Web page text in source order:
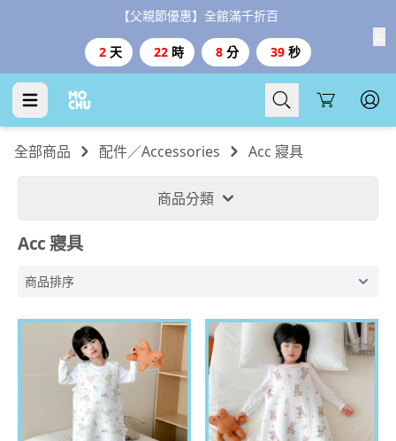
【台灣999、港澳3000免運、1800好禮二選一】
Cart
全部商品 Acc 寢具
商品分類